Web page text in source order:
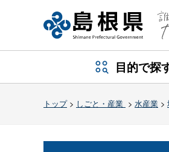
目的で探
トップ> しごと・産業 > 水産業 >